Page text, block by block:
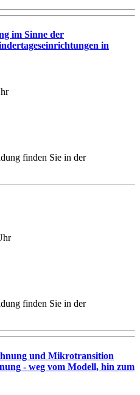
im Sinne der
in
finden Sie in der
finden Sie in der
und Mikrotransition
- weg vom Modell, hin zum